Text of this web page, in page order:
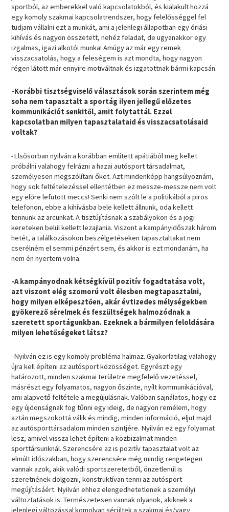
sportból, az emberekkel való kapcsolatokból, és kialakult hozzá
egy komoly szakmai kapcsolatrendszer, hogy felelősséggel fel
tudjam vállalni ezt a munkát, ami a jelenlegi állapotban egy óriási
kihívás és nagyon összetett, nehéz feladat, de ugyanakkor egy
izgalmas, igazi alkotói munka! Amúgy az már egy remek
visszacsatolás, hogy a feleségem is azt mondta, hogy nagyon
régen látott már ennyire motiváltnak és izgatottnak bármi kapcsán.
-Korábbi tisztségviselő választások során szerintem még
soha nem tapasztalt a sportág ilyen jellegű előzetes
kommunikációt senkitől, amit folytattál. Ezzel
kapcsolatban milyen tapasztalataid és visszacsatolásaid
voltak?
-Elsősorban nyilván a korábban említett apátiából meg kellet
próbálni valahogy felrázni a hazai autósport társadalmat,
személyesen megszólítani őket. Azt mindenképp hangsúlyoznám,
hogy sok feltételezéssel ellentétben ez messze-messze nem volt
egy előre lefutott meccs! Senki nem szólt le a politikából a piros
telefonon, ebbe a kihívásba bele kellett állnunk, oda kellett
tennünk az arcunkat. A tisztújításnak a szabályokon és a jogi
kereteken belül kellett lezajlania. Viszont a kampányidőszak három
hetét, a találkozásokon beszélgetéseken tapasztaltakat nem
cserélném el semmi pénzért sem, és akkor is ezt mondanám, ha
nem én nyertem volna.
-A kampányodnak kétségkívül pozitív fogadtatása volt,
azt viszont elég szomorú volt élesben megtapasztalni,
hogy milyen elképesztően, akár évtizedes mélységekben
gyökerező sérelmek és feszültségek halmozódnak a
szeretett sportágunkban. Ezeknek a bármilyen feloldására
milyen lehetőségeket látsz?
-Nyilván ez is egy komoly probléma halmaz. Gyakorlatilag valahogy
újra kell építeni az autósport közösséget. Egyrészt egy
határozott, minden szakmai területre megfelelő vezetéssel,
másrészt egy folyamatos, nagyon őszinte, nyílt kommunikációval,
ami alapvető feltétele a megújulásnak. Valóban sajnálatos, hogy ez
egy újdonságnak fog tűnni egy ideig, de nagyon remélem, hogy
aztán megszokottá válik és mindig, minden információ, eljut majd
az autósporttársadalom minden szintjére. Nyilván ez egy folyamat
lesz, amivel vissza lehet építeni a közbizalmat minden
sporttársunknál. Szerencsére az is pozitív tapasztalat volt az
elmúlt időszakban, hogy szerencsére még mindig rengetegen
vannak azok, akik valódi sportszeretetből, önzetlenül is
szeretnének dolgozni, konstruktívan tenni az autósport
megújításáért. Nyilván ehhez elengedhetetlenek a személyi
változtatások is. Természetesen vannak olyanok, akiknek a
jelenlegi változással komolyan sérültek a szakmai és/vagy